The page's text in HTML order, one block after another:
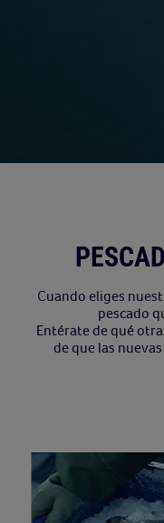
Cuando eliges
pescado
Entérate de qué
de que las